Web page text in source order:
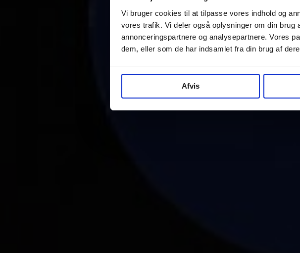
Vi bruger cookies til at tilpasse vores indhold og
vores trafik. Vi deler også oplysninger om din
annonceringspartnere og analysepartnere. Vores
dem, eller som de har indsamlet fra din brug af
Afvis